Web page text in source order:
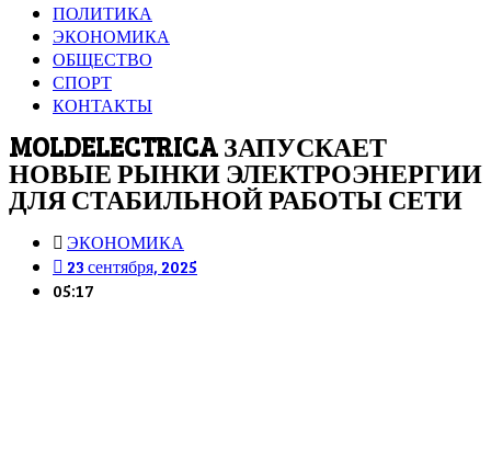
ПОЛИТИКА
ЭКОНОМИКА
ОБЩЕСТВО
СПОРТ
КОНТАКТЫ
MOLDELECTRICA ЗАПУСКАЕТ
НОВЫЕ РЫНКИ ЭЛЕКТРОЭНЕРГИИ
ДЛЯ СТАБИЛЬНОЙ РАБОТЫ СЕТИ
ЭКОНОМИКА
23 сентября, 2025
05:17